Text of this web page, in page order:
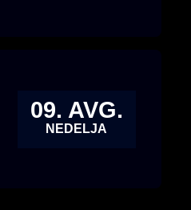
09. AVG.
NEDELJA